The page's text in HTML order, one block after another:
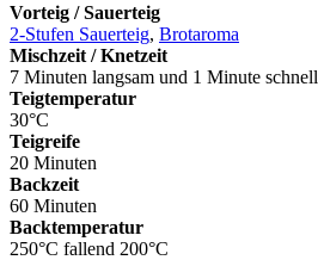
Vorteig / Sauerteig
2-Stufen Sauerteig, Brotaroma
Mischzeit / Knetzeit
7 Minuten langsam und 1 Minute schnell
Teigtemperatur
30°C
Teigreife
20 Minuten
Backzeit
60 Minuten
Backtemperatur
250°C fallend 200°C